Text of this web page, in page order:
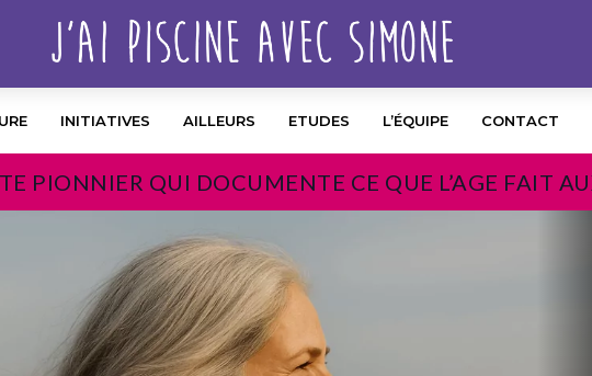
INITIATIVES AILLEURS ETUDES L’ÉQUIPE CONTACT
PIONNIER QUI DOCUMENTE CE QUE L’AGE FAIT